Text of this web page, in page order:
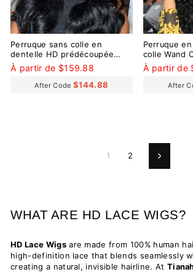
Perruque sans colle en
dentelle HD prédécoupée
pré-décolorée avec petits
nœuds 9x6 de Wear Go
Ocean Wave
À partir de $159.88
After Code $144.88
Perruque
colle Wand
avec de
pré-
À partir de
After
1 2 Suivant
WHAT ARE HD LACE WIGS?
HD Lace Wigsare made from 100% human
high-definition lace that blends seamlessly
creating a natural, invisible hairline. At